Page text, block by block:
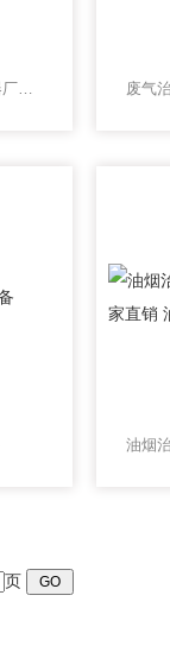
废气治理热处理油烟净化器厂家供应工业除油烟设备
页